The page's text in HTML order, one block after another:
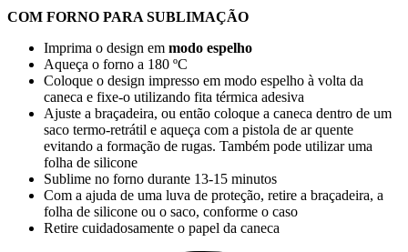
COM FORNO PARA SUBLIMAÇÃO
Imprima o design em modo espelho
Aqueça o forno a 180 ºC
Coloque o design impresso em modo espelho à volta da
caneca e fixe-o utilizando fita térmica adesiva
Ajuste a braçadeira, ou então coloque a caneca dentro de um
saco termo-retrátil e aqueça com a pistola de ar quente
evitando a formação de rugas. Também pode utilizar uma
folha de silicone
Sublime no forno durante 13-15 minutos
Com a ajuda de uma luva de proteção, retire a braçadeira, a
folha de silicone ou o saco, conforme o caso
Retire cuidadosamente o papel da caneca